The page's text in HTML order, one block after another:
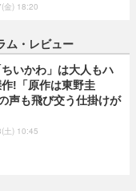
金) 18:20
ム・レビュー
いかわ」は大人もハ
!「原作は東野圭
声も飛び交う仕掛けが
土) 10:45